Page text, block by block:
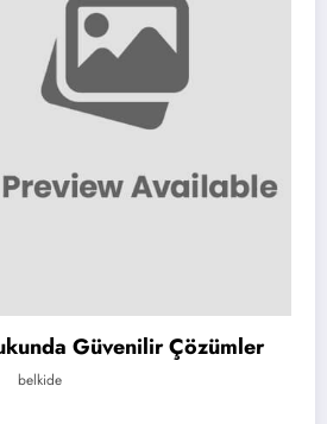
Güvenilir Çözümler